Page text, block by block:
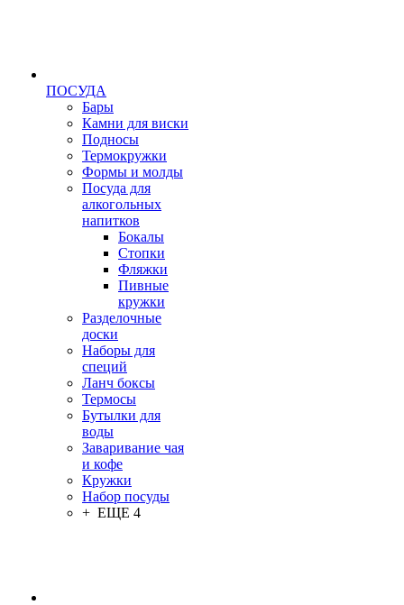
ПОСУДА
Бары
Камни для виски
Подносы
Термокружки
Формы и молды
Посуда для
алкогольных
напитков
Бокалы
Стопки
Фляжки
Пивные
кружки
Разделочные
доски
Наборы для
специй
Ланч боксы
Термосы
Бутылки для
воды
Заваривание чая
и кофе
Кружки
Набор посуды
+ ЕЩЕ 4